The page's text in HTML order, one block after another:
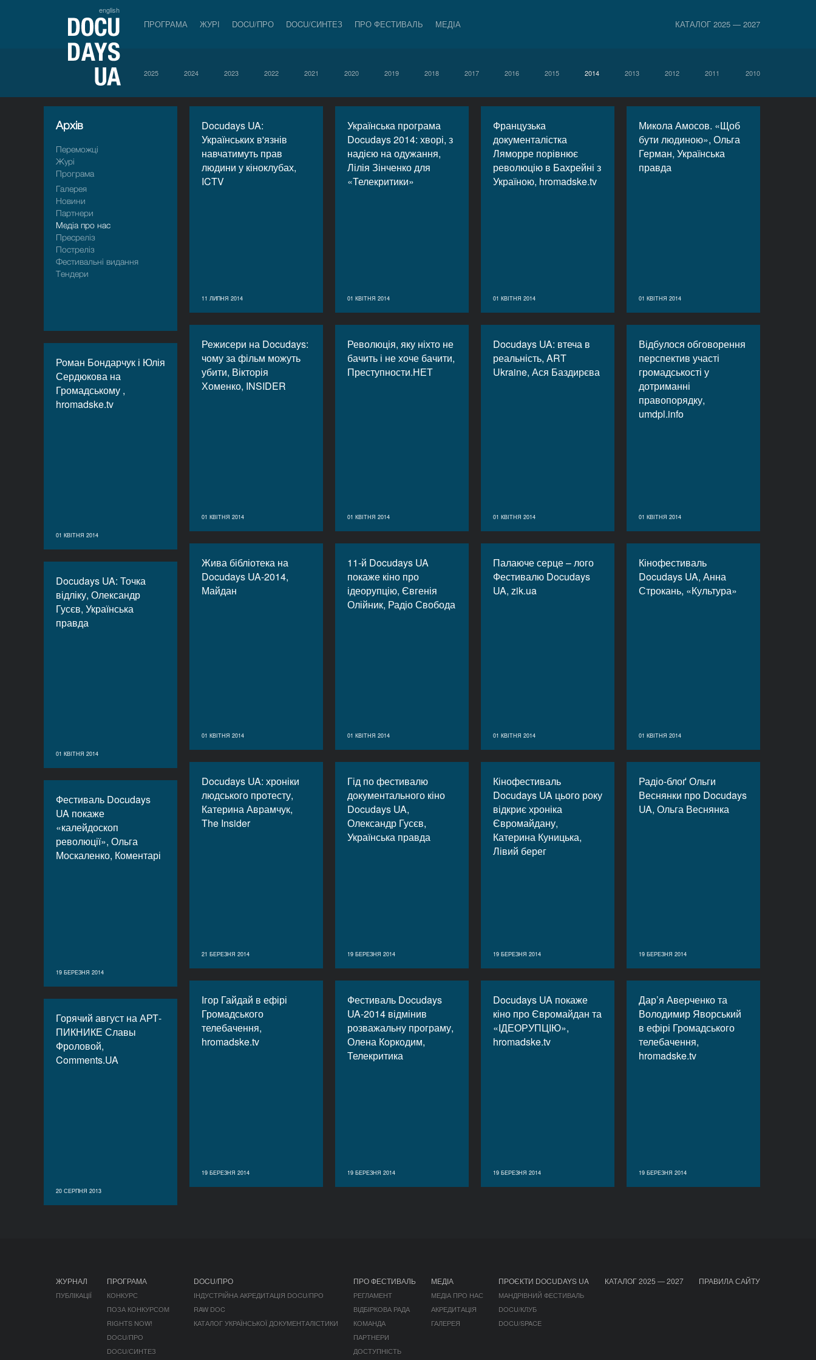
english
ПРОГРАМА ЖУРІ DOCU/ПРО DOCU/СИНТЕЗ ПРО ФЕСТИВАЛЬ МЕДІА КАТАЛОГ 2025 — 2027
2025 2024 2023 2022 2021 2020 2019 2018 2017 2016 2015 2014 2013 2012 2011 2010
Архiв
Переможці
Журі
Програма
Галерея
Новини
Партнери
Медіа про нас
Пресрелiз
Пострелiз
Фестивальні видання
Тендери
Docudays UA:
Українських в'язнів
навчатимуть прав
людини у кіноклубах,
ICTV
11 ЛИПНЯ 2014
Українська програма
Docudays 2014: хворі, з
надією на одужання,
Лілія Зінченко для
«Телекритики»
01 КВІТНЯ 2014
Французька
документалістка
Ляморре порівнює
революцію в Бахрейні з
Україною, hromadske.tv
01 КВІТНЯ 2014
Микола Амосов. «Щоб
бути людиною», Ольга
Герман, Українська
правда
01 КВІТНЯ 2014
Режисери на Docudays:
чому за фільм можуть
убити, Вікторія
Хоменко, INSIDER
01 КВІТНЯ 2014
Революція, яку ніхто не
бачить і не хоче бачити,
Преступности.НЕТ
01 КВІТНЯ 2014
Docudays UA: втеча в
реальність, ART
Ukraine, Ася Баздирєва
01 КВІТНЯ 2014
Відбулося обговорення
перспектив участі
громадськості у
дотриманні
правопорядку,
umdpl.info
01 КВІТНЯ 2014
Роман Бондарчук і Юлія
Сердюкова на
Громадському ,
hromadske.tv
01 КВІТНЯ 2014
Жива бібліотека на
Docudays UA-2014,
Майдан
01 КВІТНЯ 2014
11-й Docudays UA
покаже кіно про
ідеорупцію, Євгенія
Олійник, Радіо Свобода
01 КВІТНЯ 2014
Палаюче серце – лого
Фестивалю Docudays
UA, zik.ua
01 КВІТНЯ 2014
Кінофестиваль
Docudays UA, Анна
Строкань, «Культура»
01 КВІТНЯ 2014
Docudays UA: Точка
відліку, Олександр
Гусєв, Українська
правда
01 КВІТНЯ 2014
Docudays UA: хроніки
людського протесту,
Катерина Аврамчук,
The Insider
21 БЕРЕЗНЯ 2014
Гід по фестивалю
документального кіно
Docudays UA,
Олександр Гусєв,
Українська правда
19 БЕРЕЗНЯ 2014
Кінофестиваль
Docudays UA цього року
відкриє хроніка
Євромайдану,
Катерина Куницька,
Лівий берег
19 БЕРЕЗНЯ 2014
Радіо-блоґ Ольги
Веснянки про Docudays
UA, Ольга Веснянка
19 БЕРЕЗНЯ 2014
Фестиваль Docudays
UA покаже
«калейдоскоп
революції», Ольга
Москаленко, Коментарі
19 БЕРЕЗНЯ 2014
Ігор Гайдай в ефірі
Громадського
телебачення,
hromadske.tv
19 БЕРЕЗНЯ 2014
Фестиваль Docudays
UA-2014 відмінив
розважальну програму,
Олена Коркодим,
Телекритика
19 БЕРЕЗНЯ 2014
Docudays UA покаже
кіно про Євромайдан та
«ІДЕОРУПЦІЮ»,
hromadske.tv
19 БЕРЕЗНЯ 2014
Дар’я Аверченко та
Володимир Яворський
в ефірі Громадського
телебачення,
hromadske.tv
19 БЕРЕЗНЯ 2014
Горячий август на АРТ-
ПИКНИКЕ Славы
Фроловой,
Comments.UA
20 СЕРПНЯ 2013
ЖУРНАЛ
ПУБЛІКАЦІЇ
ПРОГРАМА
КОНКУРС
ПОЗА КОНКУРСОМ
RIGHTS NOW!
DOCU/ПРО
DOCU/СИНТЕЗ
DOCU/ПРО
ІНДУСТРІЙНА АКРЕДИТАЦІЯ DOCU/ПРО
RAW DOC
КАТАЛОГ УКРАЇНСЬКОЇ ДОКУМЕНТАЛІСТИКИ
ПРО ФЕСТИВАЛЬ
РЕГЛАМЕНТ
ВІДБІРКОВА РАДА
КОМАНДА
ПАРТНЕРИ
ДОСТУПНІСТЬ
МЕДІА
МЕДІА ПРО НАС
АКРЕДИТАЦІЯ
ГАЛЕРЕЯ
ПРОЄКТИ DOCUDAYS UA
МАНДРІВНИЙ ФЕСТИВАЛЬ
DOCU/КЛУБ
DOCU/SPACE
КАТАЛОГ 2025 — 2027 ПРАВИЛА САЙТУ